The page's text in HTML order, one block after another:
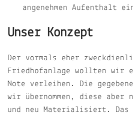
angenehmen Aufenthalt
Unser Konzept
Der vormals eher
Friedhofanlage wollten wir
Note verleihen. Die
wir übernommen, diese aber
und neu Materialisiert.